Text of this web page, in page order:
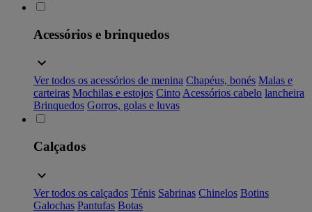
Acessórios e brinquedos
Ver todos os acessórios de menina Chapéus, bonés Malas e
carteiras Mochilas e estojos Cinto Acessórios cabelo lancheira
Brinquedos Gorros, golas e luvas
Calçados
Ver todos os calçados Ténis Sabrinas Chinelos Botins
Galochas Pantufas Botas